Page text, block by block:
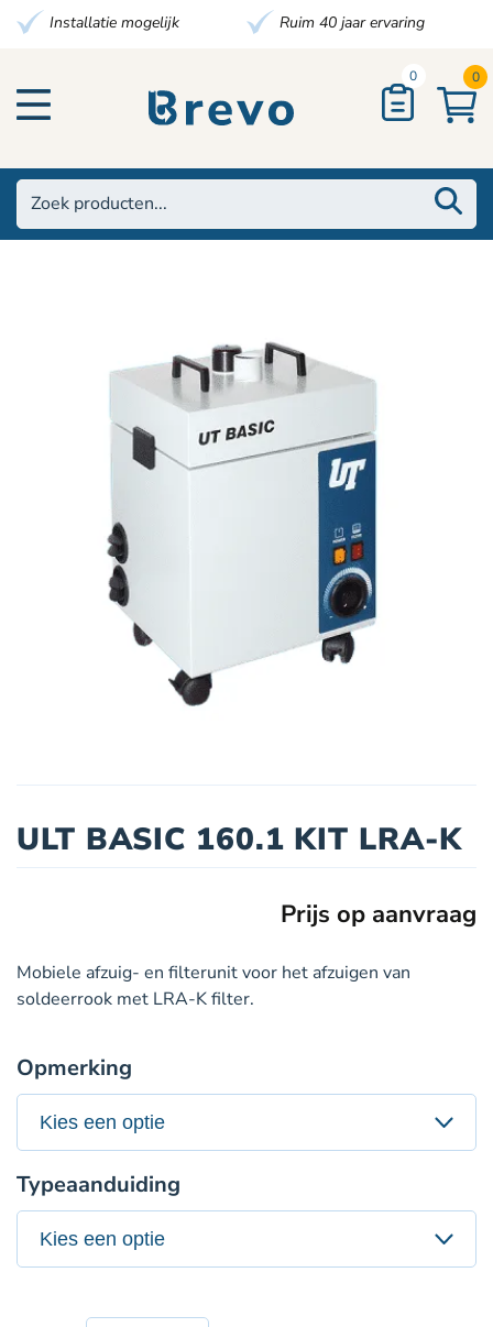
Installatie mogelijk Ruim 40 jaar ervaring
0 0
ULT BASIC 160.1 KIT LRA-K
Mobiele afzuig- en filterunit voor het afzuigen van
soldeerrook met LRA-K filter.
Prijs op aanvraag
Opmerking
Typeaanduiding